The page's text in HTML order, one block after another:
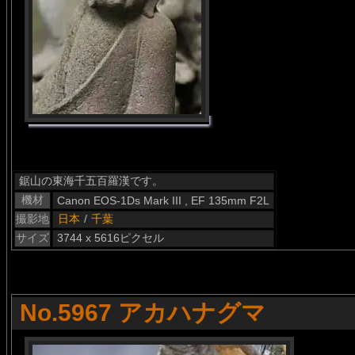
鋸山の東海千五百羅漢です。
機材
Canon EOS-1Ds Mark III , EF 135mm F2L
撮影地
日本 / 千葉
サイズ
3744 x 5616ピクセル
No.5967 アカハナグマ